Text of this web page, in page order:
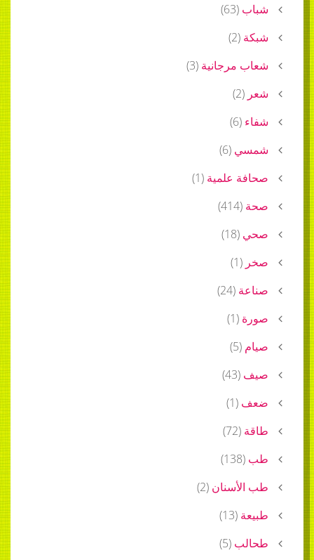
شباب (
63
)
شبكة (
2
)
شعاب مرجانية (
3
)
شعر (
2
)
شفاء (
6
)
شمسي (
6
)
صحافة علمية (
1
)
صحة (
414
)
صحي (
18
)
صخر (
1
)
صناعة (
24
)
صورة (
1
)
صيام (
5
)
صيف (
43
)
ضعف (
1
)
طاقة (
72
)
طب (
138
)
طب الأسنان (
2
)
طبيعة (
13
)
طحالب (
5
)